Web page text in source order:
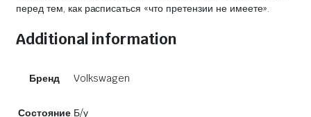
перед тем, как расписаться «что претензии не имеете».
Additional information
Бренд Volkswagen
Состояние Б/у